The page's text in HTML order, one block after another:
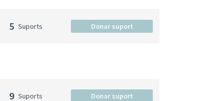
5 Suports Donar suport
9 Suports Donar suport